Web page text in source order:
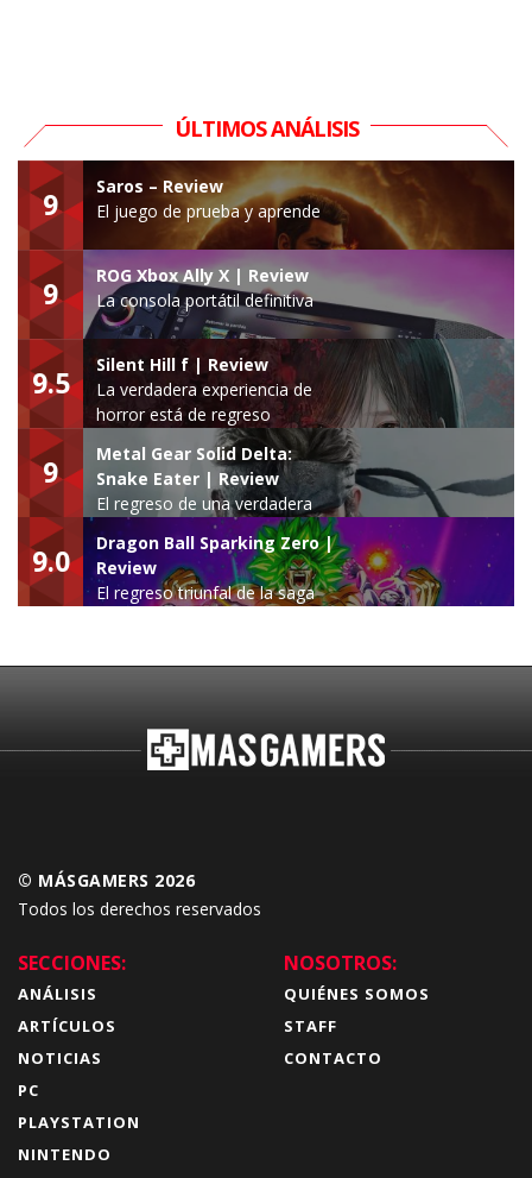
ÚLTIMOS ANÁLISIS
9
Saros – Review
El juego de prueba y aprende
9
ROG Xbox Ally X | Review
La consola portátil definitiva
9.5
Silent Hill f | Review
La verdadera experiencia de
horror está de regreso
9
Metal Gear Solid Delta:
Snake Eater | Review
El regreso de una verdadera
leyenda
9.0
Dragon Ball Sparking Zero |
Review
El regreso triunfal de la saga
© MÁSGAMERS 2026
Todos los derechos reservados
SECCIONES:
ANÁLISIS
ARTÍCULOS
NOTICIAS
PC
PLAYSTATION
NINTENDO
NOSOTROS:
QUIÉNES SOMOS
STAFF
CONTACTO